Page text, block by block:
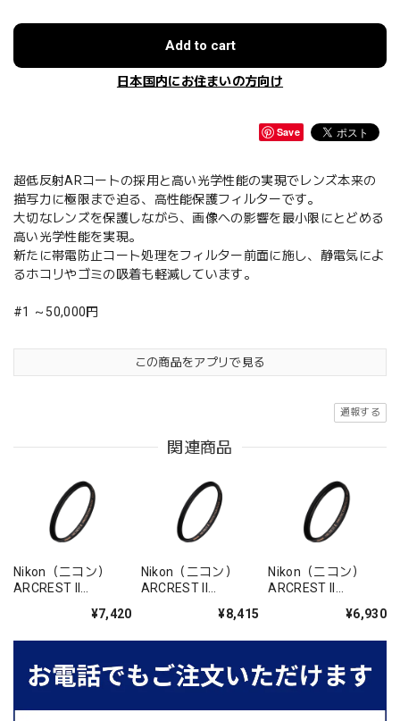
Add to cart
日本国内にお住まいの方向け
Save
超低反射ARコートの採用と高い光学性能の実現でレンズ本来の
描写力に極限まで迫る、高性能保護フィルターです。
大切なレンズを保護しながら、画像への影響を最小限にとどめる
高い光学性能を実現。
新たに帯電防止コート処理をフィルター前面に施し、静電気によ
るホコリやゴミの吸着も軽減しています。
#1 ～50,000円
この商品をアプリで見る
通報する
関連商品
Nikon（ニコン）
ARCREST II
¥7,420
Nikon（ニコン）
ARCREST II
¥8,415
Nikon（ニコン）
ARCREST II
¥6,930